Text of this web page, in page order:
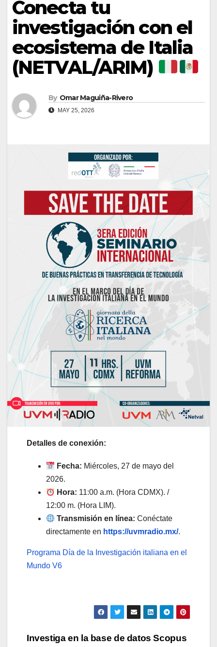
Conecta tu
investigación con el
ecosistema de Italia
(NETVAL/ARIM)
By Omar Maguiña-Rivero
MAY 25, 2026
Detalles de conexión:
Fecha: Miércoles, 27 de mayo del
2026.
Hora: 11:00 a.m. (Hora CDMX). /
12:00 m. (Hora LIM).
Transmisión en línea: Conéctate
directamente en https://uvmradio.mx/.
Programa Día de la Investigación italiana en el
Mundo V6
Navegación
Investiga en la base de datos Scopus